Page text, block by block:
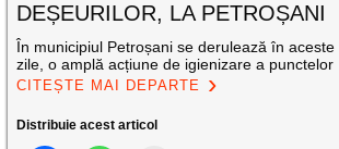
DEȘEURILOR, LA PETROȘANI
În municipiul Petroșani se derulează în aceste
zile, o amplă acțiune de igienizare a punctelor
CITEȘTE MAI DEPARTE
Distribuie acest articol